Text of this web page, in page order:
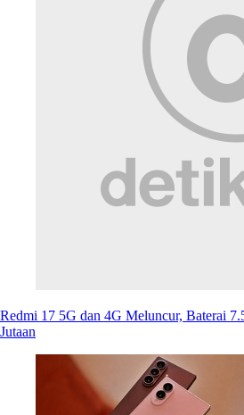
Redmi 17 5G dan 4G Meluncur, Baterai
Jutaan